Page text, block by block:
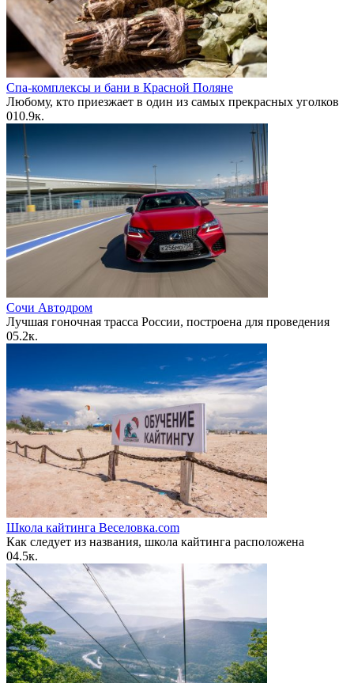
Спа-комплексы и бани в Красной Поляне
Любому, кто приезжает в один из самых прекрасных уголков
010.9к.
Сочи Автодром
Лучшая гоночная трасса России, построена для проведения
05.2к.
Школа кайтинга Веселовка.com
Как следует из названия, школа кайтинга расположена
04.5к.